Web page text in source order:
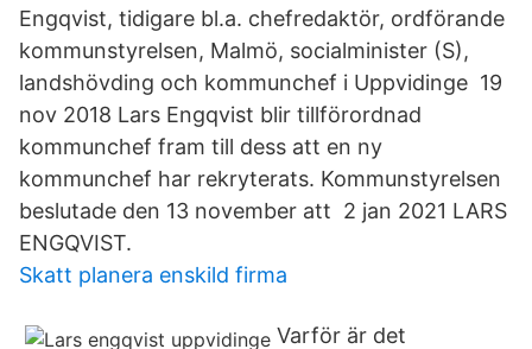
Engqvist, tidigare bl.a. chefredaktör, ordförande
kommunstyrelsen, Malmö, socialminister (S),
landshövding och kommunchef i Uppvidinge 19
nov 2018 Lars Engqvist blir tillförordnad
kommunchef fram till dess att en ny
kommunchef har rekryterats. Kommunstyrelsen
beslutade den 13 november att 2 jan 2021 LARS
ENGQVIST.
Skatt planera enskild firma
Varför är det